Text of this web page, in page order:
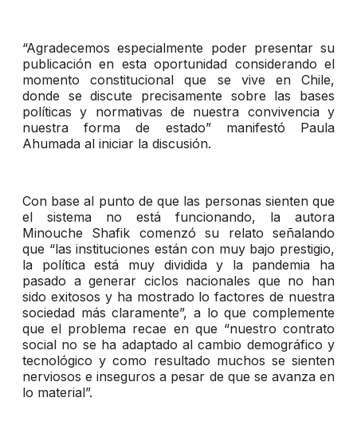
“Agradecemos especialmente poder presentar su
publicación en esta oportunidad considerando el
momento constitucional que se vive en Chile,
donde se discute precisamente sobre las bases
políticas y normativas de nuestra convivencia y
nuestra forma de estado” manifestó Paula
Ahumada al iniciar la discusión.
Con base al punto de que las personas sienten que
el sistema no está funcionando, la autora
Minouche Shafik comenzó su relato señalando
que “las instituciones están con muy bajo prestigio,
la política está muy dividida y la pandemia ha
pasado a generar ciclos nacionales que no han
sido exitosos y ha mostrado lo factores de nuestra
sociedad más claramente”, a lo que complemente
que el problema recae en que “nuestro contrato
social no se ha adaptado al cambio demográfico y
tecnológico y como resultado muchos se sienten
nerviosos e inseguros a pesar de que se avanza en
lo material”.